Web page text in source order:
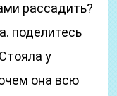
рассадить?
поделитесь
у
она всю